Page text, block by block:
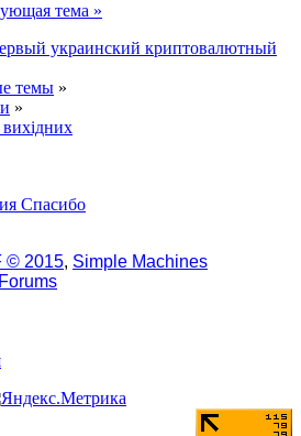
тема »
украинский криптовалютный
темы »
»
Спасибо
© 2015, Simple Machines